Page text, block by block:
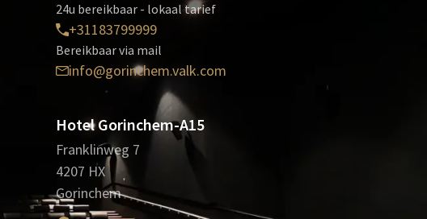
24u bereikbaar - lokaal tarief
+31183799999
Bereikbaar via mail
info@gorinchem.valk.com
Hotel Gorinchem-A15
Franklinweg 7
4207 HX
Gorinchem